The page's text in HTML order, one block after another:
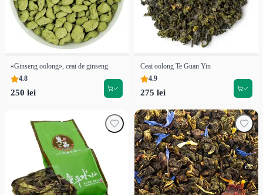
«Ginseng oolong», ceai de ginseng
4.8
250 lei
Ceai oolong Te Guan Yin
4.9
275 lei